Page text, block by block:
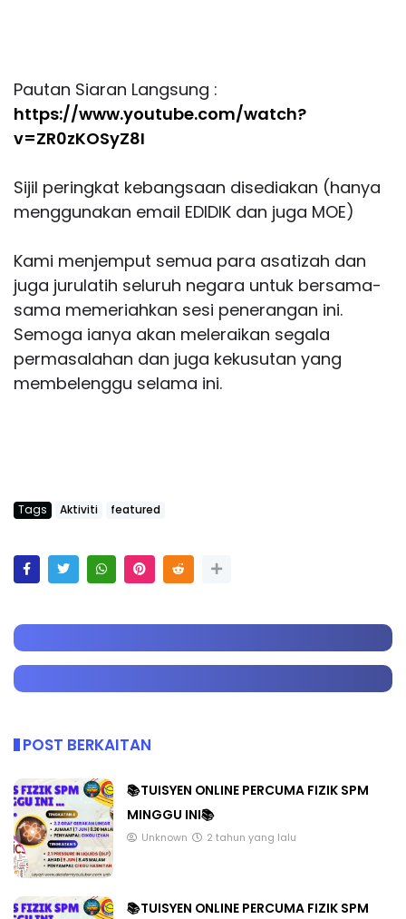
Pautan Siaran Langsung :
https://www.youtube.com/watch?
v=ZR0zKOSyZ8I
Sijil peringkat kebangsaan disediakan (hanya
menggunakan email EDIDIK dan juga MOE)
Kami menjemput semua para asatizah dan
juga jurulatih seluruh negara untuk bersama-
sama memeriahkan sesi penerangan ini.
Semoga ianya akan meleraikan segala
permasalahan dan juga kekusutan yang
membelenggu selama ini.
Tags Aktiviti featured
POST BERKAITAN
📚TUISYEN ONLINE PERCUMA FIZIK SPM
MINGGU INI📚
Unknown 2 tahun yang lalu
📚TUISYEN ONLINE PERCUMA FIZIK SPM